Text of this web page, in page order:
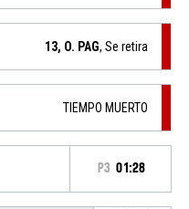
13, O. PAG, Se retira
TIEMPO MUERTO
P3 01:28